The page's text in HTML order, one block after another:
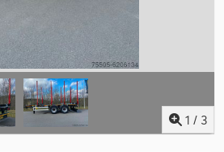
1 / 3